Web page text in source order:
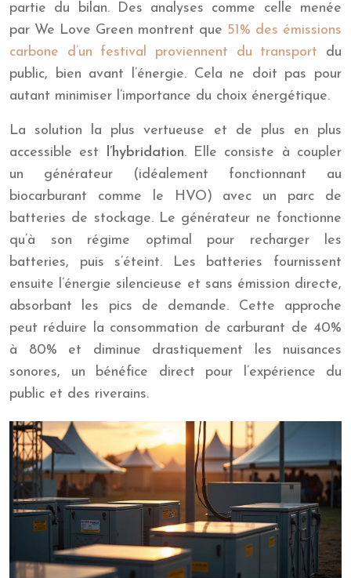
partie du bilan. Des analyses comme celle menée
par We Love Green montrent que 51% des émissions
carbone d’un festival proviennent du transport du
public, bien avant l’énergie. Cela ne doit pas pour
autant minimiser l’importance du choix énergétique.
La solution la plus vertueuse et de plus en plus
accessible est l’hybridation. Elle consiste à coupler
un générateur (idéalement fonctionnant au
biocarburant comme le HVO) avec un parc de
batteries de stockage. Le générateur ne fonctionne
qu’à son régime optimal pour recharger les
batteries, puis s’éteint. Les batteries fournissent
ensuite l’énergie silencieuse et sans émission directe,
absorbant les pics de demande. Cette approche
peut réduire la consommation de carburant de 40%
à 80% et diminue drastiquement les nuisances
sonores, un bénéfice direct pour l’expérience du
public et des riverains.